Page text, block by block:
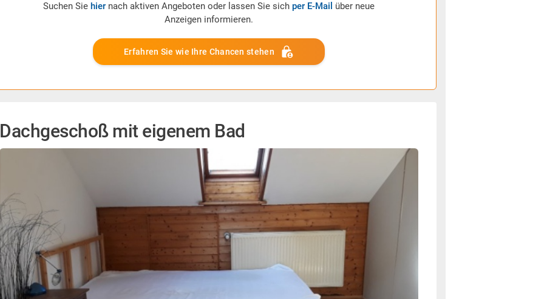
Suchen Sie hier nach aktiven Angeboten oder lassen Sie sich per E-Mail über neue
Anzeigen informieren.
Erfahren Sie wie Ihre Chancen stehen
Dachgeschoß mit eigenem Bad